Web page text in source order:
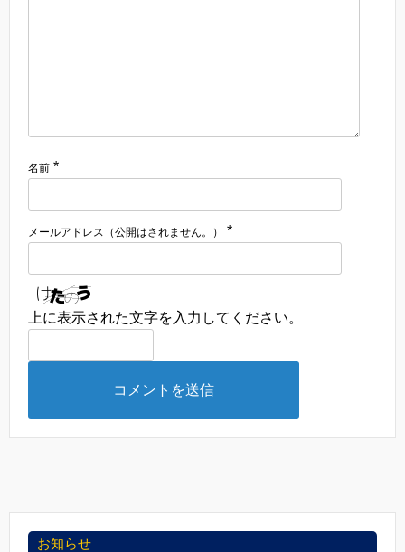
名前 *
メールアドレス（公開はされません。） *
上に表示された文字を入力してください。
お知らせ